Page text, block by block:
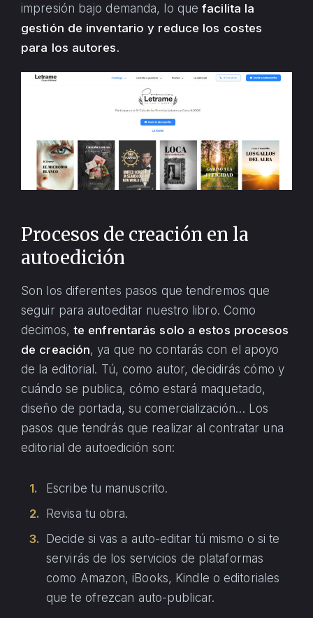
impresión bajo demanda, lo quefacilita la
gestión de inventario y reduce los costes
para los autores.
Procesos de creación en la
autoedición
Son los diferentes pasos que tendremos que
seguir para autoeditar nuestro libro. Como
decimos, te enfrentarás solo a estos procesos
de creación, ya que no contarás con el apoyo
de la editorial. Tú, como autor, decidirás cómo y
cuándo se publica, cómo estará maquetado,
diseño de portada, su comercialización… Los
pasos que tendrás que realizar al contratar una
editorial de autoedición son:
Escribe tu manuscrito.
Revisa tu obra.
Decide si vas a auto-editar tú mismo o si te
servirás de los servicios de plataformas
como Amazon, iBooks, Kindle o editoriales
que te ofrezcan auto-publicar.